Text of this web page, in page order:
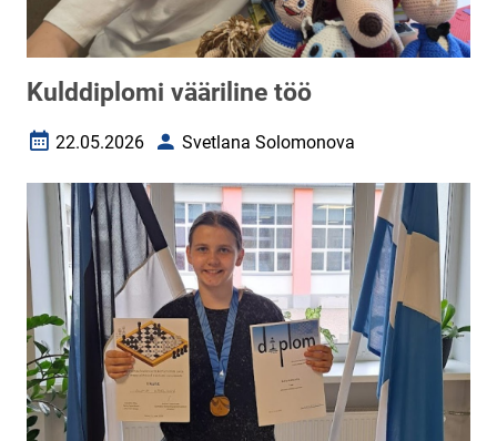
Kulddiplomi vääriline töö
Loomise kuupäev
22.05.2026 AutorSvetlana Solomonova